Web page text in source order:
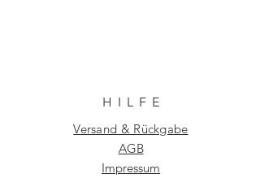
HILF E
Versand & Rückgabe
AGB
Impressum